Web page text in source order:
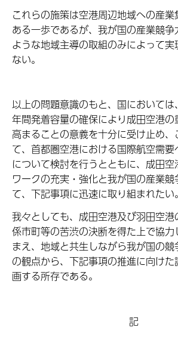
これらの施策は空港周辺地域への産
ある一歩であるが、我が国の産業競
ような地域主導の取組のみによって
ない。
以上の問題意識のもと、国において
年間発着容量の確保により成田空港
高まることの意義を十分に受け止め
て、首都圏空港における国際航空需
について検討を行うとともに、成田
ワークの充実・強化と我が国の産業
て、下記事項に迅速に取り組まれたい。
我々としても、 成田空港及び羽田空
係市町等の苦渋の決断を得た上で協
まえ、地域と共生しながら我が国の
の観点から、下記事項の推進に向け
画する所存である。
記